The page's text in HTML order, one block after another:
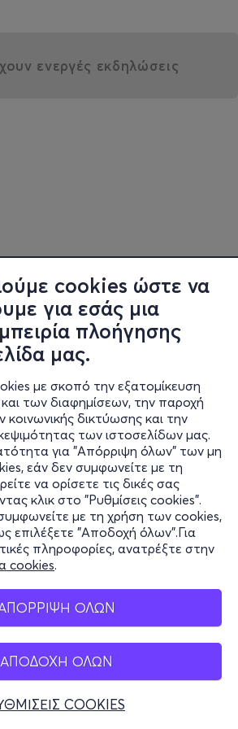
cookies ώστε να
για εσάς μια
πλοήγησης
μας.
με σκοπό την εξατομίκευση
των διαφημίσεων, την παροχή
κοινωνικής δικτύωσης και την
των ιστοσελίδων μας.
για "Απόρριψη όλων" των μη
εάν δεν συμφωνείτε με τη
να ορίσετε τις δικές σας
κλικ στο "Ρυθμίσεις cookies".
με τη χρήση των cookies,
επιλέξετε "Αποδοχή όλων".Για
πληροφορίες, ανατρέξτε στην
cookies.
ΟΛΩΝ
ΑΠΟΔΟΧΗ ΟΛΩΝ
COOKIES
ενεργές εκδηλώσεις